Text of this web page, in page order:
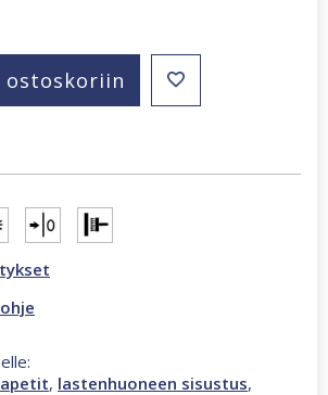
ostoskoriin
, lastenhuoneen sisustus,